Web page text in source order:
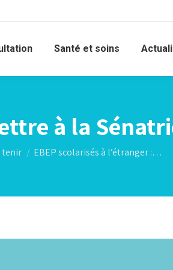
Santé et soins
à la
tenir EBEP scolarisés à l’étranger :…